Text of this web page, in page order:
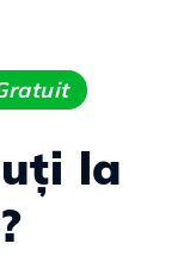
la
?